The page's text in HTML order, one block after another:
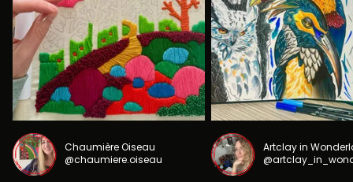
Chaumière Oiseau
@chaumiere.oiseau
Artclay in